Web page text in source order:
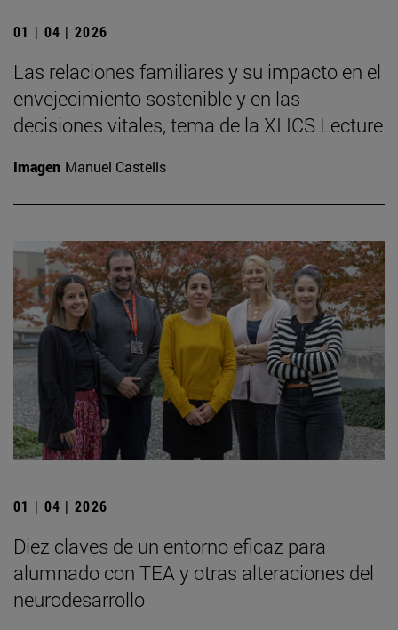
01 | 04 | 2026
Las relaciones familiares y su impacto en el
envejecimiento sostenible y en las
decisiones vitales, tema de la XI ICS Lecture
Imagen Manuel Castells
01 | 04 | 2026
Diez claves de un entorno eficaz para
alumnado con TEA y otras alteraciones del
neurodesarrollo